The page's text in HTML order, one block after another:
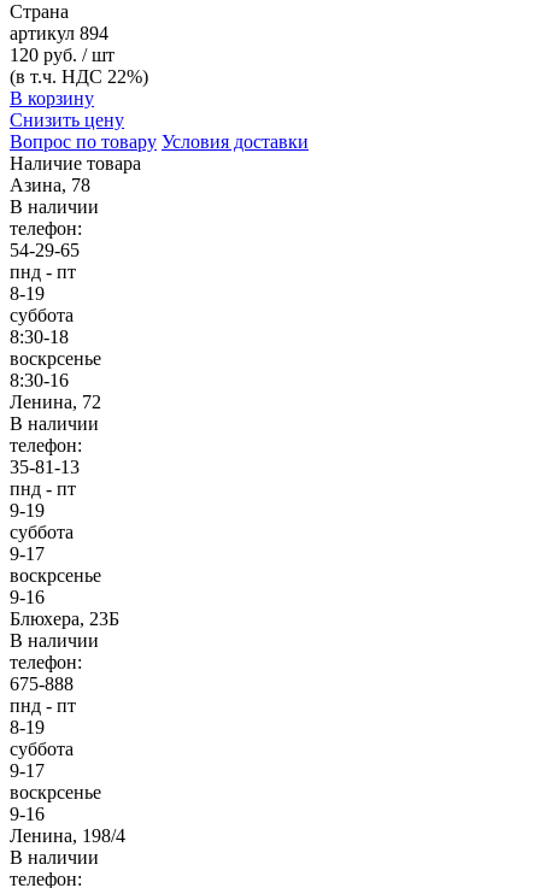
Страна
артикул 894
120 руб. / шт
(в т.ч. НДС 22%)
В корзину
Снизить цену
Вопрос по товару Условия доставки
Наличие товара
Азина, 78
В наличии
телефон:
54-29-65
пнд - пт
8-19
суббота
8:30-18
воскрсенье
8:30-16
Ленина, 72
В наличии
телефон:
35-81-13
пнд - пт
9-19
суббота
9-17
воскрсенье
9-16
Блюхера, 23Б
В наличии
телефон:
675-888
пнд - пт
8-19
суббота
9-17
воскрсенье
9-16
Ленина, 198/4
В наличии
телефон: